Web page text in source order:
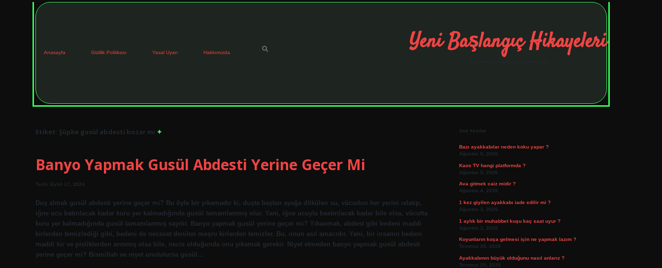
Anasayfa Gizlilik Politikası Yasal Uyarı Hakkımızda Yeni Başlangıç Hikayeleri
Etiket: Şüphe gusül abdesti bozar mı
Banyo Yapmak Gusül Abdesti Yerine Geçer Mi
Tarih: Eylül 17, 2024
Duş almak gusül abdesti yerine geçer mi? Bu öyle bir yıkamadır ki, duşta baştan ayağa dökülen su, vücudun her yerini ıslatıp,
iğne ucu batırılacak kadar kuru yer kalmadığında gusül tamamlanmış olur. Yani, iğne ucuyla bastırılacak kadar bile olsa, vücutta
kuru yer kalmadığında gusül tamamlanmış sayılır. Banyo yapmak gusül yerine geçer mi? Yıkanmak, abdest gibi bedeni maddi
kirlerden temizlediği gibi, bedeni de necaset denilen meşru kirlerden temizler. Bu, onun asıl amacıdır. Yani, bir insanın bedeni
maddi kir ve pisliklerden arınmış olsa bile, necis olduğunda onu yıkamak gerekir. Niyet etmeden banyo yapmak gusül abdesti
yerine geçer mi? Bismillah ve niyet unutulursa gusül…
Son Yazılar
Bazı ayakkabılar neden koku yapar ?
Ağustos 6, 2026
Kaos TV hangi platformda ?
Ağustos 5, 2026
Ava gitmek caiz midir ?
Ağustos 4, 2026
1 kez giyilen ayakkabı iade edilir mi ?
Ağustos 3, 2026
1 aylık bir muhabbet kuşu kaç saat uyur ?
Ağustos 3, 2026
Koyunların koça gelmesi için ne yapmak lazım ?
Temmuz 26, 2026
Ayakkabının büyük olduğunu nasıl anlarız ?
Temmuz 25, 2026
tulipbetelexbett.net